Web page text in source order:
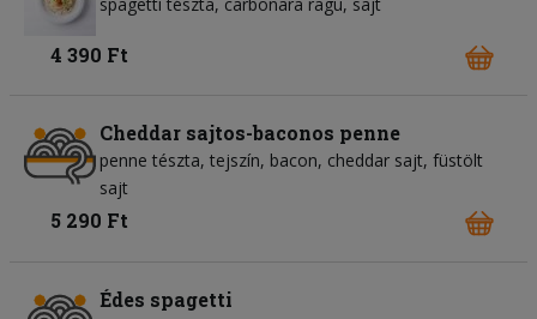
4 390 Ft
Cheddar sajtos-baconos penne
penne tészta tejszín bacon cheddar sajt füstölt
sajt
5 290 Ft
Édes spagetti